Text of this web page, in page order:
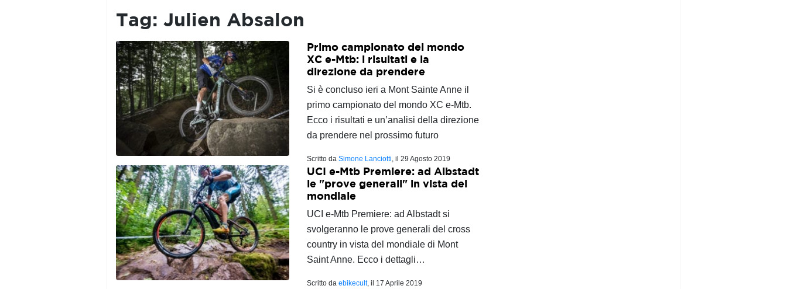
Tag: Julien Absalon
Primo campionato del mondo
XC e-Mtb: i risultati e la
direzione da prendere
Si è concluso ieri a Mont Sainte Anne il
primo campionato del mondo XC e-Mtb.
Ecco i risultati e un’analisi della direzione
da prendere nel prossimo futuro
Scritto da Simone Lanciotti, il 29 Agosto 2019
UCI e-Mtb Premiere: ad Albstadt
le "prove generali" in vista del
mondiale
UCI e-Mtb Premiere: ad Albstadt si
svolgeranno le prove generali del cross
country in vista del mondiale di Mont
Saint Anne. Ecco i dettagli…
Scritto da ebikecult, il 17 Aprile 2019